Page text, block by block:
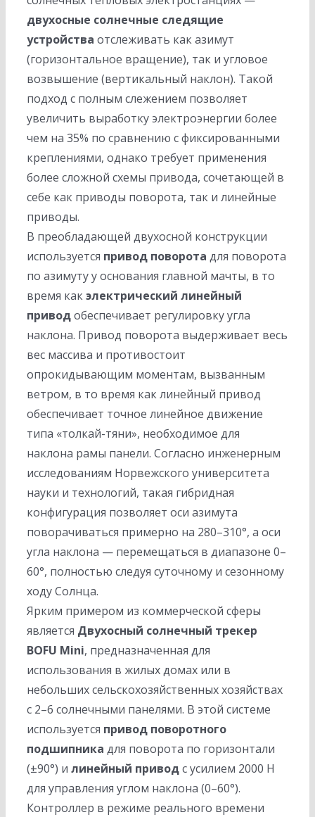
двухосные солнечные следящие
устройства отслеживать как азимут
(горизонтальное вращение), так и угловое
возвышение (вертикальный наклон). Такой
подход с полным слежением позволяет
увеличить выработку электроэнергии более
чем на 35% по сравнению с фиксированными
креплениями, однако требует применения
более сложной схемы привода, сочетающей в
себе как приводы поворота, так и линейные
приводы.
В преобладающей двухосной конструкции
используется привод поворота для поворота
по азимуту у основания главной мачты, в то
время какэлектрический линейный
приводобеспечивает регулировку угла
наклона. Привод поворота выдерживает весь
вес массива и противостоит
опрокидывающим моментам, вызванным
ветром, в то время как линейный привод
обеспечивает точное линейное движение
типа «толкай-тяни», необходимое для
наклона рамы панели. Согласно инженерным
исследованиям Норвежского университета
науки и технологий, такая гибридная
конфигурация позволяет оси азимута
поворачиваться примерно на 280–310°, а оси
угла наклона — перемещаться в диапазоне 0–
60°, полностью следуя суточному и сезонному
ходу Солнца.
Ярким примером из коммерческой сферы
является Двухосный солнечный трекер
BOFU Mini, предназначенная для
использования в жилых домах или в
небольших сельскохозяйственных хозяйствах
с 2–6 солнечными панелями. В этой системе
используется привод поворотного
подшипника для поворота по горизонтали
(±90°) и линейный приводс усилием 2000 Н
для управления углом наклона (0–60°).
Контроллер в режиме реального времени